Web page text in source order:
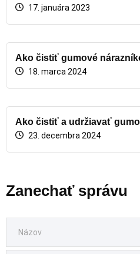
17. januára 2023
Ako čistiť gumové
18. marca 2024
Ako čistiť a udržiavať
23. decembra 2024
Zanechať správu